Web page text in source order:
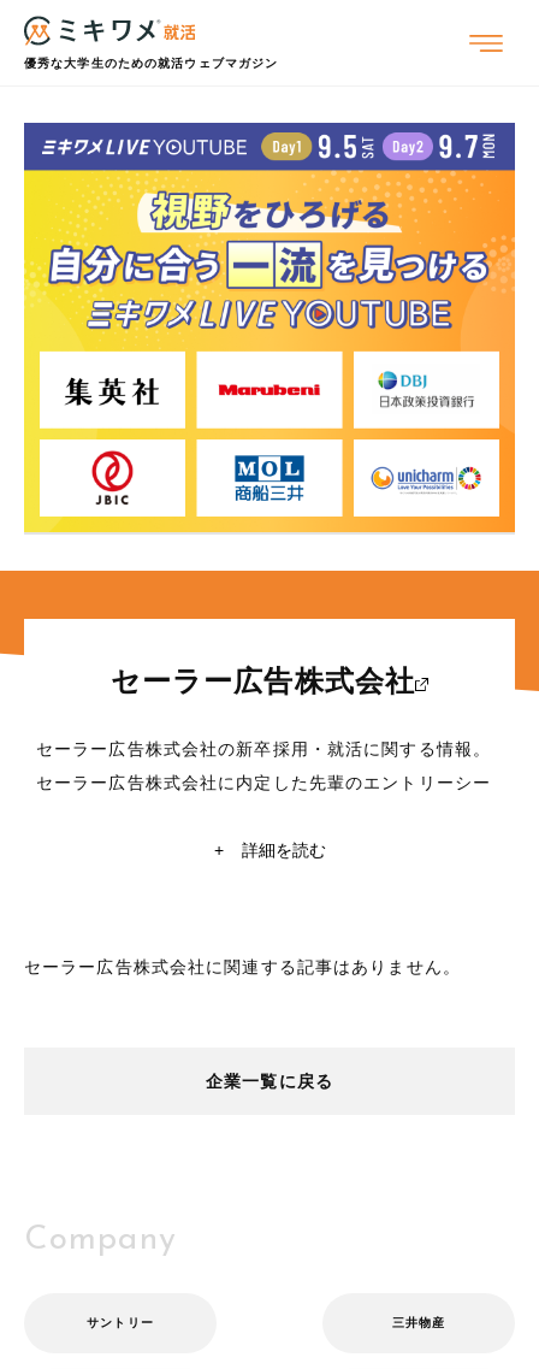
優秀な大学生のための就活ウェブマガジン
セーラー広告株式会社
セーラー広告株式会社の新卒採用・就活に関する情報。
セーラー広告株式会社に内定した先輩のエントリーシー
役立つ情報満載！東京大学・京都大学在籍の現役学生ラ
業種
+ 詳細を読む
セーラー広告株式会社に関連する記事はありません。
企業一覧に戻る
Company
サントリー 三井物産